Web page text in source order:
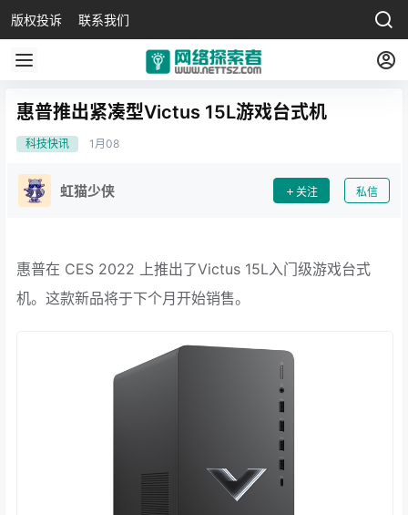
版权投诉 联系我们
惠普推出紧凑型Victus 15L游戏台式机
科技快讯 1月 08
虹猫少侠 关注 私信
惠普在 CES 2022 上推出了Victus 15L入门级游戏台式
机。这款新品将于下个月开始销售。